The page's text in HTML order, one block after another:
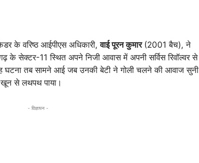
के वरिष्ठ आईपीएस अधिकारी,वाई पूरन कुमार(2001 बैच), ने
के सेक्टर-11 स्थित अपने निजी आवास में अपनी सर्विस रिवॉल्वर से
घटना तब सामने आई जब उनकी बेटी ने गोली चलने की आवाज सुनी
से लथपथ पाया।
- विज्ञापन -